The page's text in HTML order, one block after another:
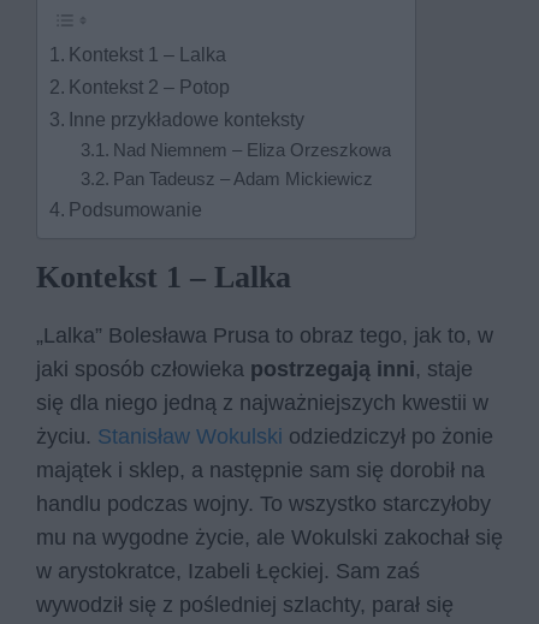
Kontekst 1 – Lalka
Kontekst 2 – Potop
Inne przykładowe konteksty
Nad Niemnem – Eliza Orzeszkowa
Pan Tadeusz – Adam Mickiewicz
Podsumowanie
Kontekst 1 – Lalka
„Lalka” Bolesława Prusa to obraz tego, jak to, w
jaki sposób człowieka postrzegają inni, staje
się dla niego jedną z najważniejszych kwestii w
życiu. Stanisław Wokulski odziedziczył po żonie
majątek i sklep, a następnie sam się dorobił na
handlu podczas wojny. To wszystko starczyłoby
mu na wygodne życie, ale Wokulski zakochał się
w arystokratce, Izabeli Łęckiej. Sam zaś
wywodził się z pośledniej szlachty, parał się